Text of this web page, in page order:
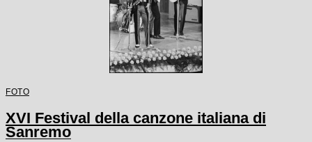
FOTO
XVI Festival della canzone italiana di
Sanremo